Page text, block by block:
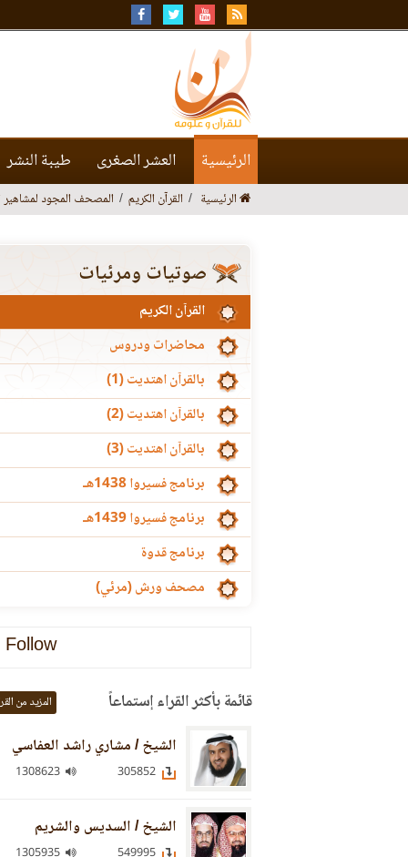
الرئيسية العشر الصغرى طيبة النشر
الرئيسية القرآن الكريم المصحف المجود لمشاهير
صوتيات ومرئيات
القرآن الكريم
محاضرات ودروس
بالقرآن اهتديت (1)
بالقرآن اهتديت (2)
بالقرآن اهتديت (3)
برنامج فسيروا 1438هـ
برنامج فسيروا 1439هـ
برنامج قدوة
مصحف ورش (مرئي)
Follow
قائمة بأكثر القراء إستماعاً المزيد من
الشيخ / مشاري راشد العفاسي
الشيخ / السديس والشريم